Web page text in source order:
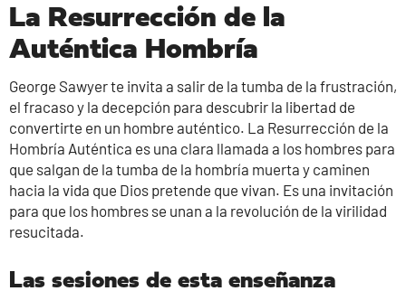
La Resurrección de la
Auténtica Hombría
George Sawyer te invita a salir de la tumba de la frustración,
el fracaso y la decepción para descubrir la libertad de
convertirte en un hombre auténtico. La Resurrección de la
Hombría Auténtica es una clara llamada a los hombres para
que salgan de la tumba de la hombría muerta y caminen
hacia la vida que Dios pretende que vivan. Es una invitación
para que los hombres se unan a la revolución de la virilidad
resucitada.
Las sesiones de esta enseñanza